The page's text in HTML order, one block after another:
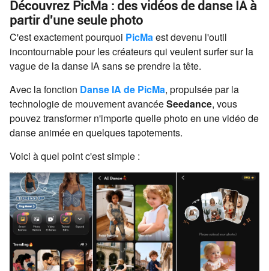
Découvrez PicMa : des vidéos de danse IA à
partir d'une seule photo
C'est exactement pourquoi PicMaest devenu l'outil
incontournable pour les créateurs qui veulent surfer sur la
vague de la danse IA sans se prendre la tête.
Avec la fonction Danse IA de PicMa, propulsée par la
technologie de mouvement avancéeSeedance, vous
pouvez transformer n'importe quelle photo en une vidéo de
danse animée en quelques tapotements.
Voici à quel point c'est simple :